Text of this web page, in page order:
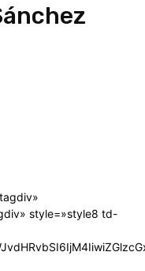
style=»style8 td-